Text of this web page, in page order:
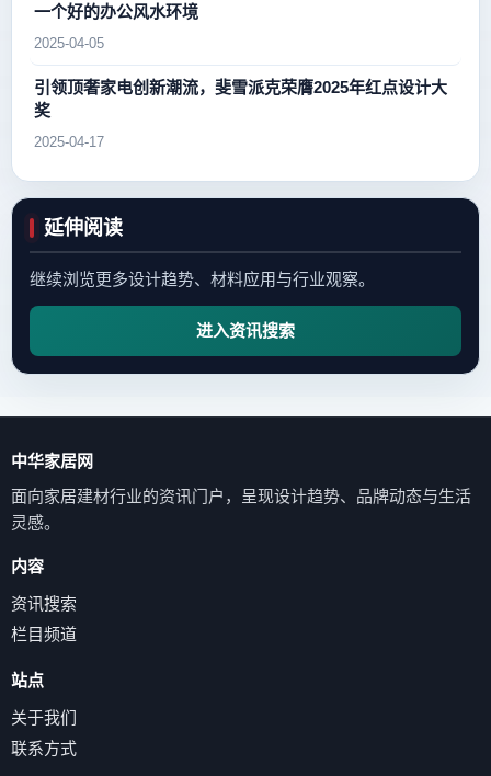
一个好的办公风水环境
2025-04-05
引领顶奢家电创新潮流，斐雪派克荣膺2025年红点设计大
奖
2025-04-17
延伸阅读
继续浏览更多设计趋势、材料应用与行业观察。
进入资讯搜索
中华家居网
面向家居建材行业的资讯门户，呈现设计趋势、品牌动态与生活
灵感。
内容
资讯搜索
栏目频道
站点
关于我们
联系方式